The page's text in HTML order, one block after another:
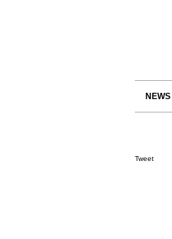
NEWS
Tweet